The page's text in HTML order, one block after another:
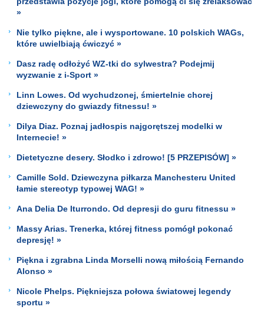
»
Nie tylko piękne, ale i wysportowane. 10 polskich WAGs,
które uwielbiają ćwiczyć »
Dasz radę odłożyć WZ-tki do sylwestra? Podejmij
wyzwanie z i-Sport »
Linn Lowes. Od wychudzonej, śmiertelnie chorej
dziewczyny do gwiazdy fitnessu! »
Dilya Diaz. Poznaj jadłospis najgorętszej modelki w
Internecie! »
Dietetyczne desery. Słodko i zdrowo! [5 PRZEPISÓW] »
Camille Sold. Dziewczyna piłkarza Manchesteru United
łamie stereotyp typowej WAG! »
Ana Delia De Iturrondo. Od depresji do guru fitnessu »
Massy Arias. Trenerka, której fitness pomógł pokonać
depresję! »
Piękna i zgrabna Linda Morselli nową miłością Fernando
Alonso »
Nicole Phelps. Piękniejsza połowa światowej legendy
sportu »